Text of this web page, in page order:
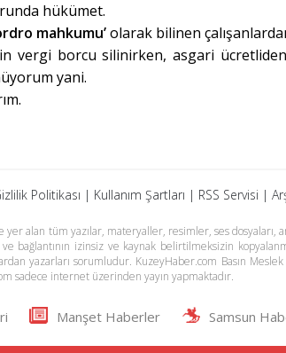
hükümet.
mahkumu’olarak bilinen
vergi borcu silinirken, asgari
yani.
Politikası | Kullanım Şartları | RSS Servisi |
yer alan tüm yazılar, materyaller, resimler, ses
ve bağlantının izinsiz ve kaynak belirtilmeksizin
yazarları sorumludur. KuzeyHaber.com Basın
sadece internet üzerinden yayın yapmaktadır.
Manşet Haberler Samsun